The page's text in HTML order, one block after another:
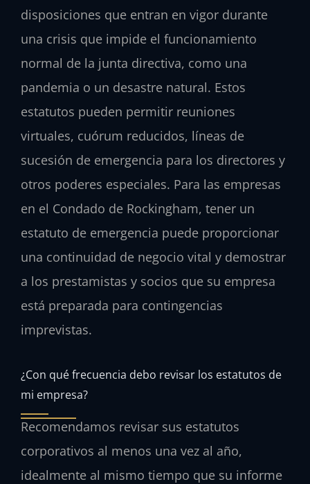
disposiciones que entran en vigor durante
una crisis que impide el funcionamiento
normal de la junta directiva, como una
pandemia o un desastre natural. Estos
estatutos pueden permitir reuniones
virtuales, cuórum reducidos, líneas de
sucesión de emergencia para los directores y
otros poderes especiales. Para las empresas
en el Condado de Rockingham, tener un
estatuto de emergencia puede proporcionar
una continuidad de negocio vital y demostrar
a los prestamistas y socios que su empresa
está preparada para contingencias
imprevistas.
¿Con qué frecuencia debo revisar los estatutos de
mi empresa?
Recomendamos revisar sus estatutos
corporativos al menos una vez al año,
idealmente al mismo tiempo que su informe